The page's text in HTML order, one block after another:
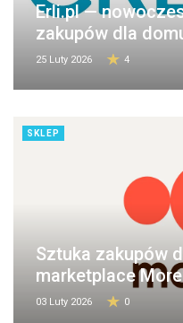
Erli.pl —
zakupów dla
25 Luty 2026 4
SKLEP
Sztuka zakupów
marketplace
03 Luty 2026 0